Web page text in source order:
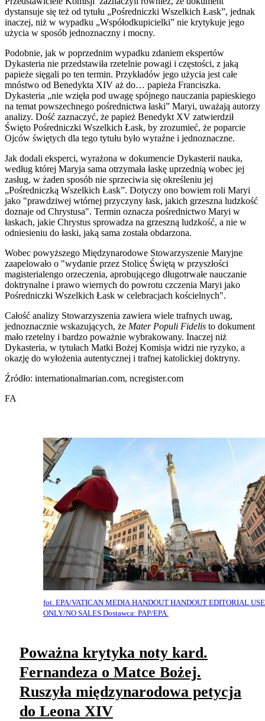
dystansuje się też od tytułu „Pośredniczki Wszelkich Łask”, jednak
inaczej, niż w wypadku „Współodkupicielki” nie krytykuje jego
użycia w sposób jednoznaczny i mocny.
Podobnie, jak w poprzednim wypadku zdaniem ekspertów
Dykasteria nie przedstawiła rzetelnie powagi i częstości, z jaką
papieże sięgali po ten termin. Przykładów jego użycia jest całe
mnóstwo od Benedykta XIV aż do… papieża Franciszka.
Dykasteria „nie wzięła pod uwagę spójnego nauczania papieskiego
na temat powszechnego pośrednictwa łaski” Maryi, uważają autorzy
analizy. Dość zaznaczyć, że papież Benedykt XV zatwierdził
Święto Pośredniczki Wszelkich Łask, by zrozumieć, że poparcie
Ojców świętych dla tego tytułu było wyraźne i jednoznaczne.
Jak dodali eksperci, wyrażona w dokumencie Dykasterii nauka,
według której Maryja sama otrzymała łaskę uprzednią wobec jej
zasług, w żaden sposób nie sprzeciwia się określeniu jej
„Pośredniczką Wszelkich Łask”. Dotyczy ono bowiem roli Maryi
jako "prawdziwej wtórnej przyczyny łask, jakich grzeszna ludzkość
doznaje od Chrystusa". Termin oznacza pośrednictwo Maryi w
łaskach, jakie Chrystus sprowadza na grzeszną ludzkość, a nie w
odniesieniu do łaski, jaką sama została obdarzona.
Wobec powyższego Międzynarodowe Stowarzyszenie Maryjne
zaapelowało o "wydanie przez Stolicę Świętą w przyszłości
magisterialengo orzeczenia, aprobującego długotrwałe nauczanie
doktrynalne i prawo wiernych do powrotu czczenia Maryi jako
Pośredniczki Wszelkich Łask w celebracjach kościelnych".
Całość analizy Stowarzyszenia zawiera wiele trafnych uwag,
jednoznacznie wskazujących, że Mater Populi Fidelis to dokument
mało rzetelny i bardzo poważnie wybrakowany. Inaczej niż
Dykasteria, w tytułach Matki Bożej Komisja widzi nie ryzyko, a
okazję do wyłożenia autentycznej i trafnej katolickiej doktryny.
Źródło: internationalmarian.com, ncregister.com
FA
fot. EPA/VATICAN MEDIA HANDOUT HANDOUT EDITORIAL USE
ONLY/NO SALES Dostawca: PAP/EPA.
Poważna krytyka noty kard.
Fernandeza o Matce Bożej.
Ruszyła międzynarodowa petycja
do Leona XIV